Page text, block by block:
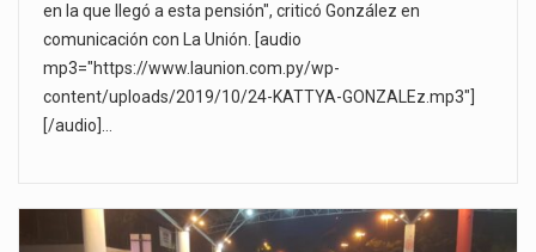
en la que llegó a esta pensión", criticó González en
comunicación con La Unión. [audio
mp3="https://www.launion.com.py/wp-
content/uploads/2019/10/24-KATTYA-GONZALEz.mp3"]
[/audio]…